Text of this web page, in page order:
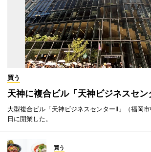
買う
天神に複合ビル「天神ビジネスセン
大型複合ビル「天神ビジネスセンターII」（福岡
日に開業した。
買う